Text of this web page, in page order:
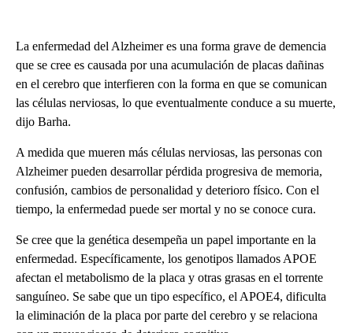
La enfermedad del Alzheimer es una forma grave de demencia
que se cree es causada por una acumulación de placas dañinas
en el cerebro que interfieren con la forma en que se comunican
las células nerviosas, lo que eventualmente conduce a su muerte,
dijo Barha.
A medida que mueren más células nerviosas, las personas con
Alzheimer pueden desarrollar pérdida progresiva de memoria,
confusión, cambios de personalidad y deterioro físico. Con el
tiempo, la enfermedad puede ser mortal y no se conoce cura.
Se cree que la genética desempeña un papel importante en la
enfermedad. Específicamente, los genotipos llamados APOE
afectan el metabolismo de la placa y otras grasas en el torrente
sanguíneo. Se sabe que un tipo específico, el APOE4, dificulta
la eliminación de la placa por parte del cerebro y se relaciona